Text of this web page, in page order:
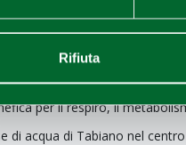
Rifiuta
nelle radici di questa valle
contese per ilpossesso del
una giornata di percorsi
a differenza dell’acqua
ha un’alta concentrazione
per il respiro, il
di acqua di Tabiano nel